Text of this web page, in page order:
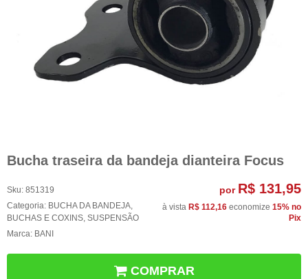
Bucha traseira da bandeja dianteira Focus
Sku: 851319
Categoria: BUCHA DA BANDEJA,
BUCHAS E COXINS, SUSPENSÃO
Marca: BANI
por R$ 131,95
à vista R$ 112,16 economize 15% no
Pix
COMPRAR